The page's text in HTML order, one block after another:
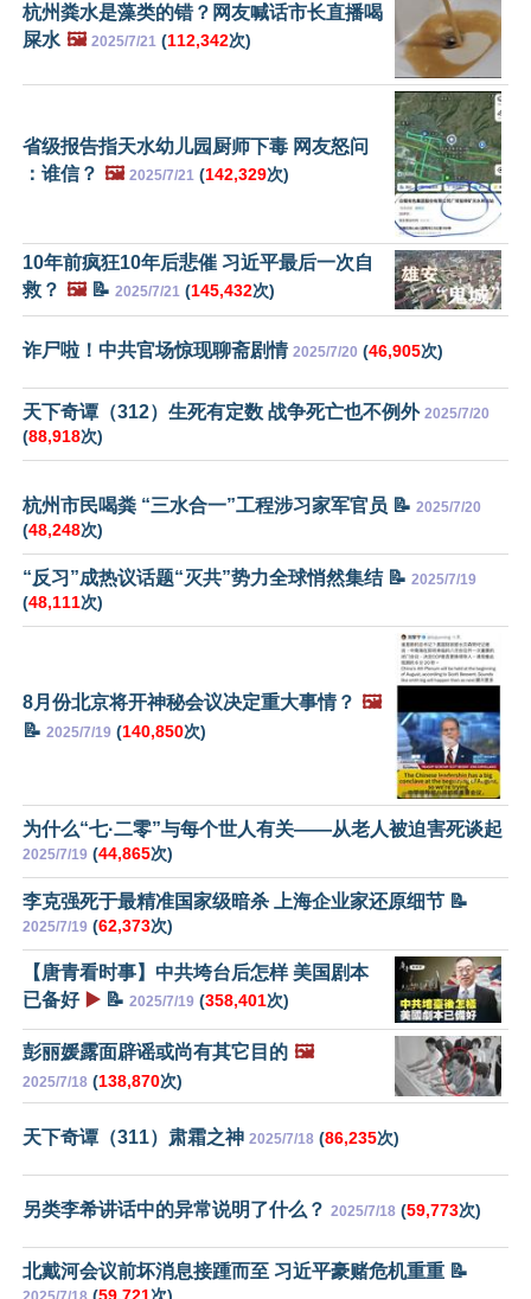
杭州粪水是藻类的错？网友喊话市长直播喝
屎水 🖼️ 2025/7/21 (112,342次)
省级报告指天水幼儿园厨师下毒 网友怒问
：谁信？ 🖼️ 2025/7/21 (142,329次)
10年前疯狂10年后悲催 习近平最后一次自
救？ 🖼️📝 2025/7/21 (145,432次)
诈尸啦！中共官场惊现聊斋剧情 2025/7/20 (46,905次)
天下奇谭（312）生死有定数 战争死亡也不例外 2025/7/20
(88,918次)
杭州市民喝粪 “三水合一”工程涉习家军官员 📝 2025/7/20
(48,248次)
“反习”成热议话题“灭共”势力全球悄然集结 📝 2025/7/19
(48,111次)
8月份北京将开神秘会议决定重大事情？ 🖼️
📝 2025/7/19 (140,850次)
为什么“七·二零”与每个世人有关——从老人被迫害死谈起
2025/7/19 (44,865次)
李克强死于最精准国家级暗杀 上海企业家还原细节 📝
2025/7/19 (62,373次)
【唐青看时事】中共垮台后怎样 美国剧本
已备好 ▶️ 📝 2025/7/19 (358,401次)
彭丽媛露面辟谣或尚有其它目的 🖼️
2025/7/18 (138,870次)
天下奇谭（311）肃霜之神 2025/7/18 (86,235次)
另类李希讲话中的异常说明了什么？ 2025/7/18 (59,773次)
北戴河会议前坏消息接踵而至 习近平豪赌危机重重 📝
(59,721次)